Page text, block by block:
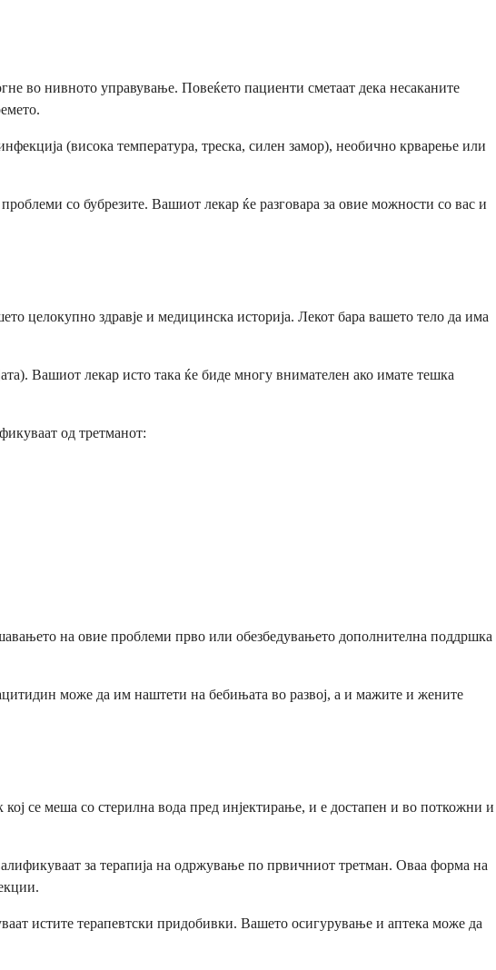
во нивното управување. Повеќето пациенти сметаат дека несаканите
(висока температура, треска, силен замор), необично крварење или
со бубрезите. Вашиот лекар ќе разговара за овие можности со вас и
целокупно здравје и медицинска историја. Лекот бара вашето тело да има
Вашиот лекар исто така ќе биде многу внимателен ако имате тешка
од третманот:
на овие проблеми прво или обезбедувањето дополнителна поддршка
може да им наштети на бебињата во развој, а и мажите и жените
се меша со стерилна вода пред инјектирање, и е достапен и во поткожни и
за терапија на одржување по првичниот третман. Оваа форма на
истите терапевтски придобивки. Вашето осигурување и аптека може да